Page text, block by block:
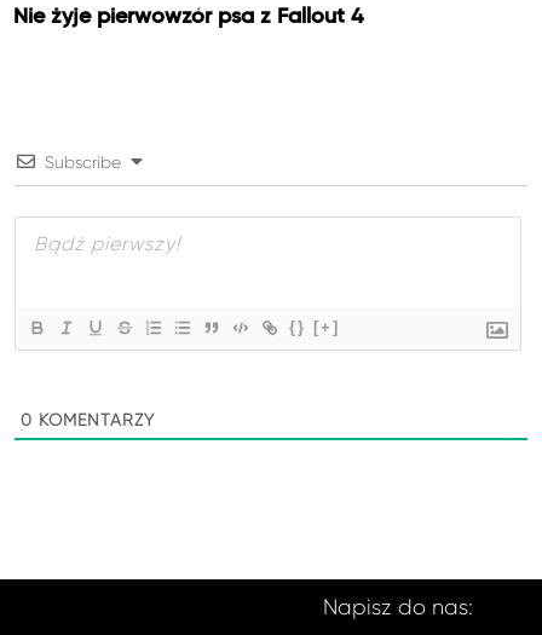
Nie żyje pierwowzór psa z Fallout 4
Subscribe
{} [+]
0 KOMENTARZY
Napisz do nas: